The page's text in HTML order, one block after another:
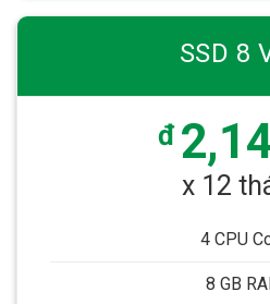
SSD 8
đ
x 12
4 CPU
8 GB